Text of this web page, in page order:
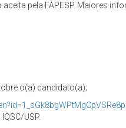
pela FAPESP. Maiores
o(a) candidato(a);
USP.